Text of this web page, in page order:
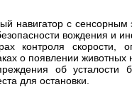
навигатор с
вождения и
контроля скорости,
о появлении животных
об усталости
для остановки.